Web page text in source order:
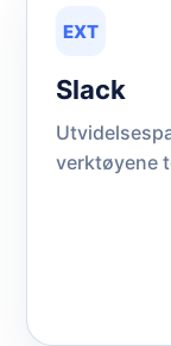
EXT
Slack
verktøyene